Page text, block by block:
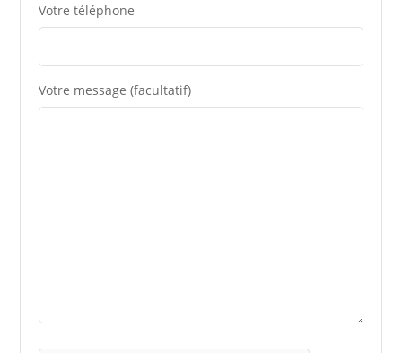
Votre téléphone
Votre message (facultatif)